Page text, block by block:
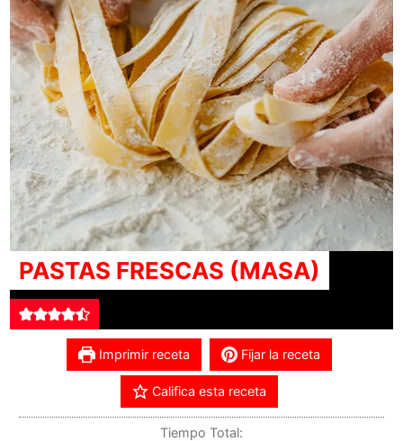
PASTAS FRESCAS (MASA)
Imprimir receta Fijar la receta
Califica esta receta
Tiempo Total: